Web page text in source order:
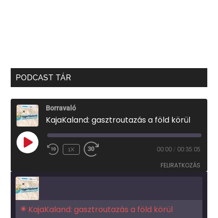
PODCAST TÁR
Borravaló
KajaKaland: gasztroutazás a föld körül
PLAY
EPISODE
1X 00:00 / 00:35:05
FELIRATKOZÁS
KajaKaland: gasztroutazás a föld körül